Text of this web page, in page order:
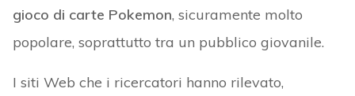
gioco di carte Pokemon, sicuramente molto
popolare, soprattutto tra un pubblico giovanile.
I siti Web che i ricercatori hanno rilevato,